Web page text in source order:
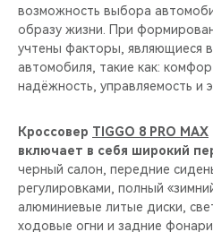
возможность выбора
образу жизни. При
учтены факторы, являющиеся
автомобиля, такие как:
надёжность, управляемость и
Кроссовер TIGGO 8 PRO MAX
включает в себя широкий
черный салон, передние
регулировками, полный
алюминиевые литые диски,
ходовые огни и задние